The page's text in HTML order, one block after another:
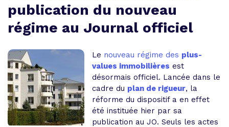
publication du nouveau
régime au Journal officiel
Le nouveau régime des plus-
values immobilières est
désormais officiel. Lancée dans le
cadre du plan de rigueur, la
réforme du dispositif a en effet
été instituée hier par sa
publication au JO. Seuls les actes